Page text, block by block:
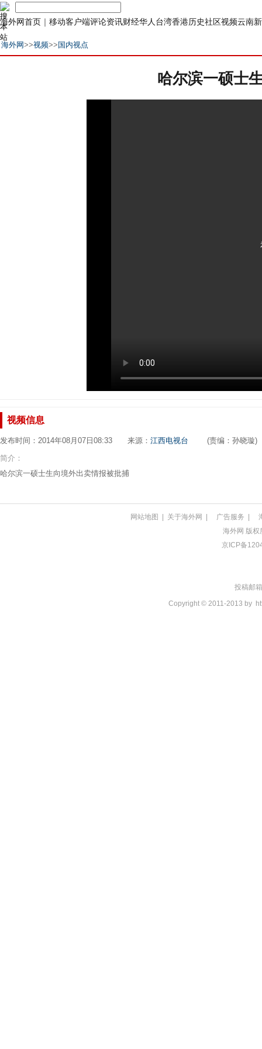
海外网首页 ｜ 移动客户端评论资讯财经华人 台湾香港历史社区视频云南
海外网>>视频>> 国内视点
哈尔滨一硕士
视频信息
发布时间：2014年08月07日08:33 来源： 江西电视台 (责编：孙晓璇)
简介：
哈尔滨一硕士生向境外出卖情报被批捕
网站地图 | 关于海外网 | 广告服务 |
海外网 版权
京ICP备
投稿邮
Copyright © 2011-2013 by